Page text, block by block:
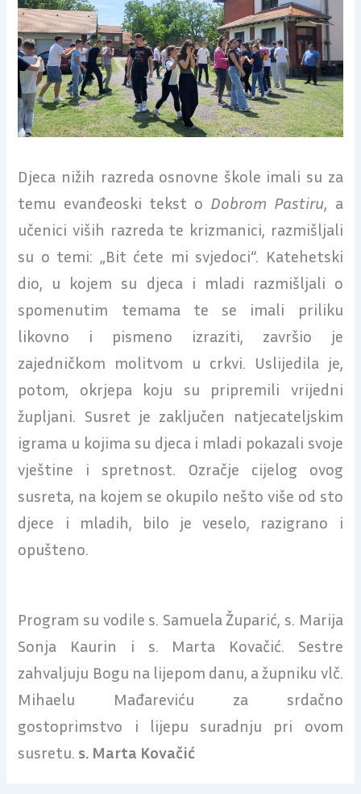
Djeca nižih razreda osnovne škole imali su za
temu evanđeoski tekst o Dobrom Pastiru, a
učenici viših razreda te krizmanici, razmišljali
su o temi: „Bit ćete mi svjedoci“. Katehetski
dio, u kojem su djeca i mladi razmišljali o
spomenutim temama te se imali priliku
likovno i pismeno izraziti, završio je
zajedničkom molitvom u crkvi. Uslijedila je,
potom, okrjepa koju su pripremili vrijedni
župljani. Susret je zaključen natjecateljskim
igrama u kojima su djeca i mladi pokazali svoje
vještine i spretnost. Ozračje cijelog ovog
susreta, na kojem se okupilo nešto više od sto
djece i mladih, bilo je veselo, razigrano i
opušteno.
Program su vodile s. Samuela Župarić, s. Marija
Sonja Kaurin i s. Marta Kovačić. Sestre
zahvaljuju Bogu na lijepom danu, a župniku vlč.
Mihaelu Mađareviću za srdačno
gostoprimstvo i lijepu suradnju pri ovom
susretu. s. Marta Kovačić